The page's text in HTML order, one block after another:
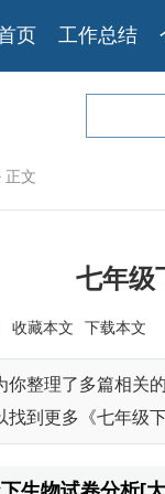
页 工作总结
正文
七年级
收藏本文 下载本文
你整理了多篇相关
到更多《七年级